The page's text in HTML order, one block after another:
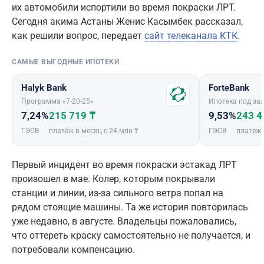
их автомобили испортили во время покраски ЛРТ.
Сегодня акима Астаны Женис Касымбек рассказал,
как решили вопрос, передает сайт телеканала КТК.
САМЫЕ ВЫГОДНЫЕ ИПОТЕКИ
Halyk Bank
Программа «7-20-25»
7,24%
ГЭСВ
215 719 ₸
платёж в месяц с 24 млн ₸
ForteBank
Ипотека под
9,53%
ГЭСВ
243
платёж
Первый инцидент во время покраски эстакад ЛРТ
произошел в мае. Колер, которым покрывали
станции и линии, из-за сильного ветра попал на
рядом стоящие машины. Та же история повторилась
уже недавно, в августе. Владельцы пожаловались,
что оттереть краску самостоятельно не получается, и
потребовали компенсацию.